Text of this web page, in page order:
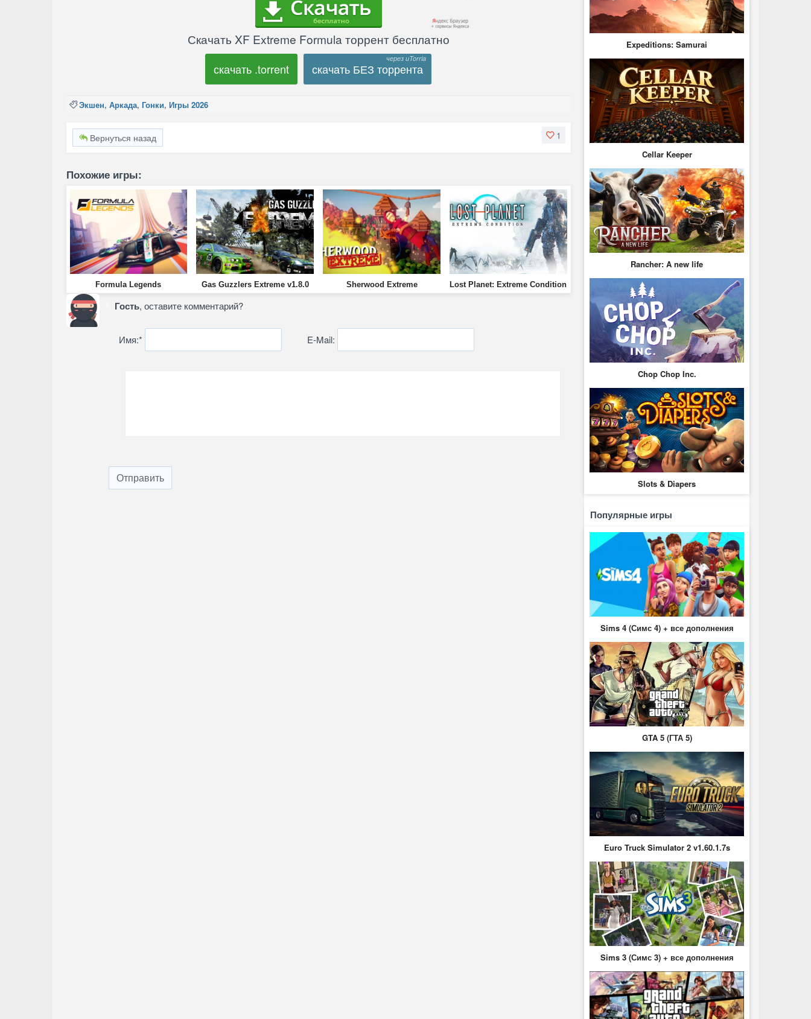
Скачать XF Extreme Formula торрент бесплатно
скачать .torrent скачать БЕЗ торрента
Экшен, Аркада, Гонки, Игры 2026
1
Вернуться назад
Похожие игры:
Formula Legends Gas Guzzlers Extreme v1.8.0 Sherwood Extreme Lost Planet: Extreme Condition
Гость, оставите комментарий?
Имя:* E-Mail:
Отправить
Expeditions: Samurai
Cellar Keeper
Rancher: A new life
Chop Chop Inc.
Slots & Diapers
Популярные игры
Sims 4 (Симс 4) + все дополнения
GTA 5 (ГТА 5)
Euro Truck Simulator 2 v1.60.1.7s
Sims 3 (Симс 3) + все дополнения